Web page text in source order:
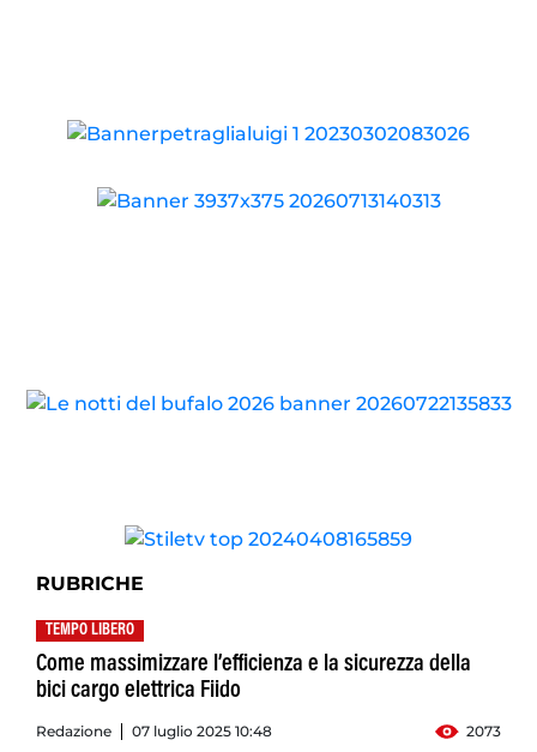
RUBRICHE
TEMPO LIBERO
Come massimizzare l’efficienza e la sicurezza della
bici cargo elettrica Fiido
Redazione 07 luglio 2025 10:48 2073